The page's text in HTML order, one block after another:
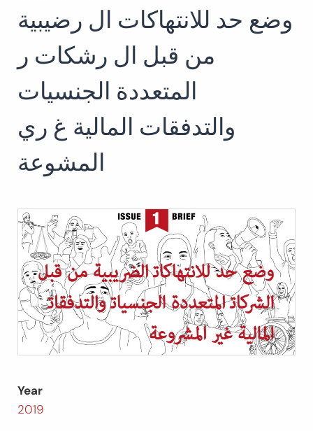
Search
for:
وضع حد للانتهاكات ال رضيبية
من قبل ال رشكات ر
المتعددة الجنسيات
والتدفقات المالية غ ري
المشوعة
Year
2019